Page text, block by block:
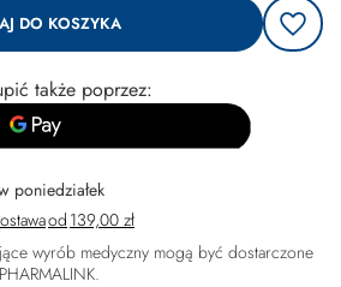
DO KOSZYKA
także poprzez:
poniedziałek
od 139,00 zł
wyrób medyczny mogą być dostarczone